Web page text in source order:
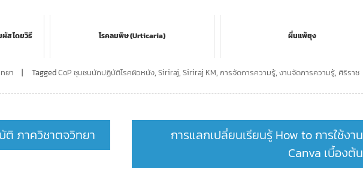
ส โดยวิธี
โรคลมพิษ (Urticaria) ผื่นแพ้ยุง
ยา TaggedCoP ชุมชนนักปฏิบัติโรคผิวหนัง, Siriraj, Siriraj KM, การจัดการความรู้, งานจัดการความรู้, ศิริราช
ภาควิชาตจวิทยา
การแลกเปลี่ยนเรียนรู้ How to การใช้งาน
Canva เบื้องต้น